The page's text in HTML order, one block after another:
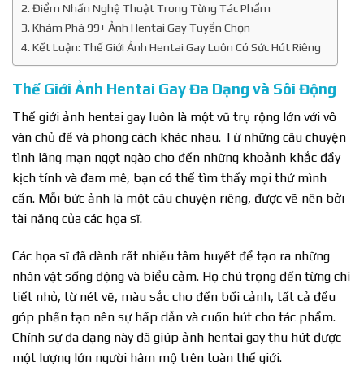
Điểm Nhấn Nghệ Thuật Trong Từng Tác Phẩm
Khám Phá 99+ Ảnh Hentai Gay Tuyển Chọn
Kết Luận: Thế Giới Ảnh Hentai Gay Luôn Có Sức Hút Riêng
Thế Giới Ảnh Hentai Gay Đa Dạng và Sôi Động
Thế giới ảnh hentai gay luôn là một vũ trụ rộng lớn với vô
vàn chủ đề và phong cách khác nhau. Từ những câu chuyện
tình lãng mạn ngọt ngào cho đến những khoảnh khắc đầy
kịch tính và đam mê, bạn có thể tìm thấy mọi thứ mình
cần. Mỗi bức ảnh là một câu chuyện riêng, được vẽ nên bởi
tài năng của các họa sĩ.
Các họa sĩ đã dành rất nhiều tâm huyết để tạo ra những
nhân vật sống động và biểu cảm. Họ chú trọng đến từng chi
tiết nhỏ, từ nét vẽ, màu sắc cho đến bối cảnh, tất cả đều
góp phần tạo nên sự hấp dẫn và cuốn hút cho tác phẩm.
Chính sự đa dạng này đã giúp ảnh hentai gay thu hút được
một lượng lớn người hâm mộ trên toàn thế giới.